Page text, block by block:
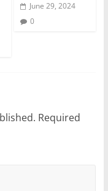
June 29, 2024
0
Required